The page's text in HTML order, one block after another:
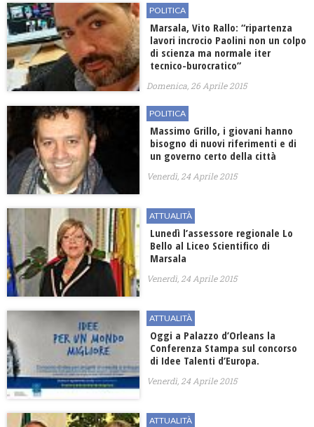
POLITICA
Marsala, Vito Rallo: “ripartenza
lavori incrocio Paolini non un colpo
di scienza ma normale iter
tecnico-burocratico”
Domenica, 26 Aprile 2015
POLITICA
Massimo Grillo, i giovani hanno
bisogno di nuovi riferimenti e di
un governo certo della città
Venerdì, 24 Aprile 2015
ATTUALITÀ
Lunedì l’assessore regionale Lo
Bello al Liceo Scientifico di
Marsala
Venerdì, 24 Aprile 2015
ATTUALITÀ
Oggi a Palazzo d’Orleans la
Conferenza Stampa sul concorso
di Idee Talenti d’Europa.
Venerdì, 24 Aprile 2015
ATTUALITÀ